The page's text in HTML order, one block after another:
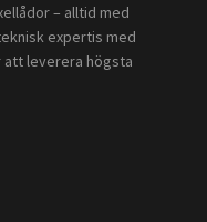
– alltid med
expertis med
leverera högsta